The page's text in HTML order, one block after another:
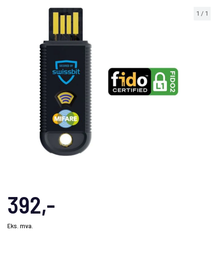
1 / 1
392,-
Eks. mva.